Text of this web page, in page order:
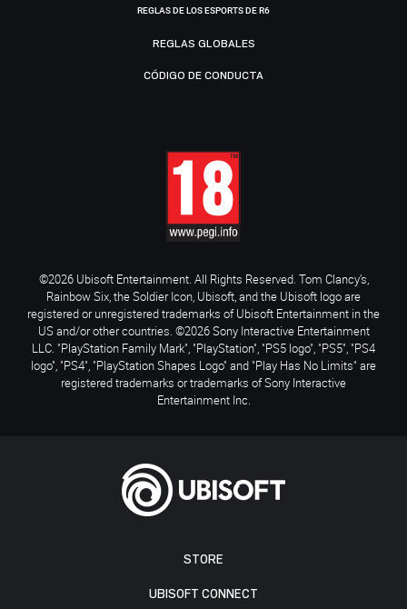
STORE
UBISOFT CONNECT
REGLAS DE LOS ESPORTS DE R6
REGLAS GLOBALES
CÓDIGO DE CONDUCTA
©2026 Ubisoft Entertainment. All Rights Reserved. Tom Clancy’s,
Rainbow Six, the Soldier Icon, Ubisoft, and the Ubisoft logo are
registered or unregistered trademarks of Ubisoft Entertainment in the
US and/or other countries. ©2026 Sony Interactive Entertainment
LLC. "PlayStation Family Mark", "PlayStation", "PS5 logo", "PS5", "PS4
logo", "PS4", "PlayStation Shapes Logo" and "Play Has No Limits" are
registered trademarks or trademarks of Sony Interactive
Entertainment Inc.